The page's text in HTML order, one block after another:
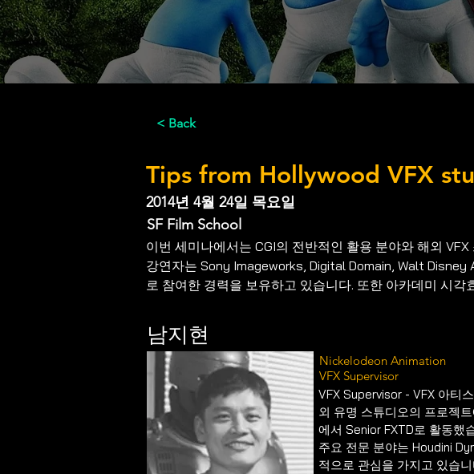
< Back
Tips from Hollywood VFX
2014년 4월 24일 목요일
SF Film School
이번 세미나에서는 CGI의 전반적인 활용 분야와 해외
강연자는 Sony Imageworks, Digital Domain, Walt
로 참여한 경력을 보유하고 있습니다. 또한 아카데미 시
남지현
Nickelodeon Animation
VFX Supervisor
VFX Supervisor - VFX 아티
외 유명 스튜디오의 프로젝
에서 Senior FXTD로 활동했
주요 전문 분야는 Houdini
적으로 관심을 가지고 있습니